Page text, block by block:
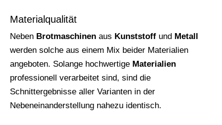
Materialqualität
Neben Brotmaschinen aus Kunststoff und Metall
werden solche aus einem Mix beider Materialien
angeboten. Solange hochwertige Materialien
professionell verarbeitet sind, sind die
Schnittergebnisse aller Varianten in der
Nebeneinanderstellung nahezu identisch.